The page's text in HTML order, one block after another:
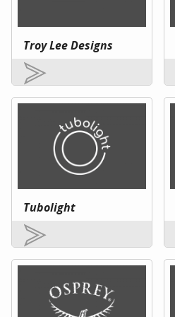
Troy Lee Designs
Tubolight